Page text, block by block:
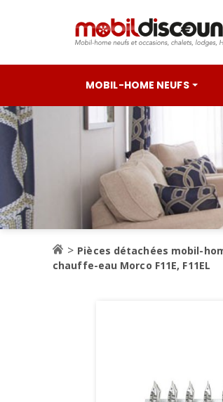
MOBIL-HOME NEUFS
Pièces détachées mobil-
chauffe-eau Morco F11E, F11EL